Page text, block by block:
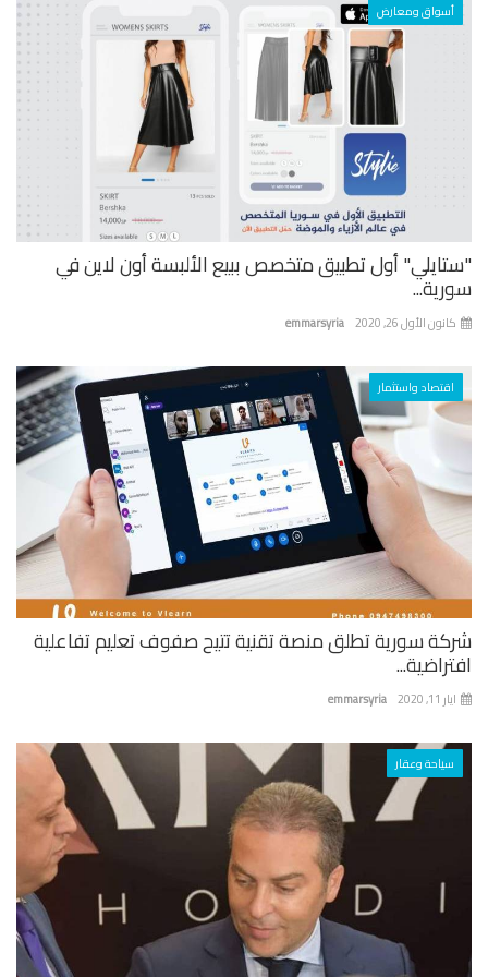
أسواق ومعارض
أول تطبيق متخصص ببيع الألبسة أون لاين في
emmarsyria الأول 26, 2020
اقتصاد واستثمار
سورية تطلق منصة تقنية تتيح صفوف تعليم تفاعلية
emmarsyria
سياحة وعقار